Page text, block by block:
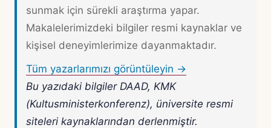
sunmak için sürekli araştırma yapar.
Makalelerimizdeki bilgiler resmi kaynaklar ve
kişisel deneyimlerimize dayanmaktadır.
Tüm yazarlarımızı görüntüleyin →
Bu yazıdaki bilgiler DAAD, KMK
(Kultusministerkonferenz), üniversite resmi
siteleri kaynaklarından derlenmiştir.